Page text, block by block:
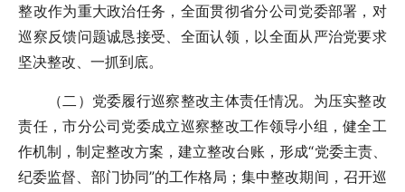
整改作为重大政治任务，全面贯彻省分公司党委部署，对
巡察反馈问题诚恳接受、全面认领，以全面从严治党要求
坚决整改、一抓到底。
（二）党委履行巡察整改主体责任情况。为压实整改
责任，市分公司党委成立巡察整改工作领导小组，健全工
作机制，制定整改方案，建立整改台账，形成“党委主责、
纪委监督、部门协同”的工作格局；集中整改期间，召开巡